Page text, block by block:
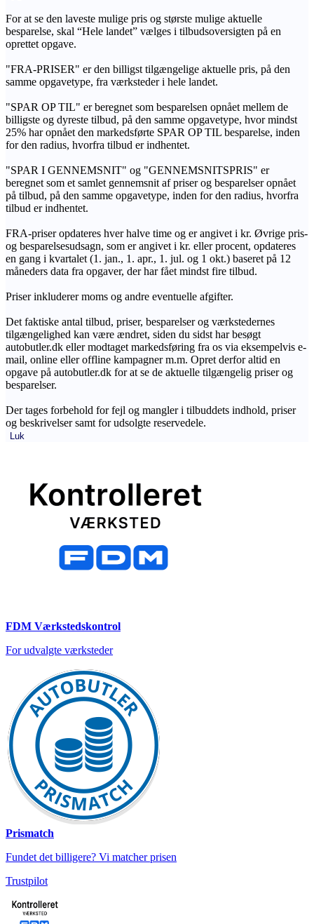
For at se den laveste mulige pris og største mulige aktuelle
besparelse, skal “Hele landet” vælges i tilbudsoversigten på en
oprettet opgave.
"FRA-PRISER" er den billigst tilgængelige aktuelle pris, på den
samme opgavetype, fra værksteder i hele landet.
"SPAR OP TIL" er beregnet som besparelsen opnået mellem de
billigste og dyreste tilbud, på den samme opgavetype, hvor mindst
25% har opnået den markedsførte SPAR OP TIL besparelse, inden
for den radius, hvorfra tilbud er indhentet.
"SPAR I GENNEMSNIT" og "GENNEMSNITSPRIS" er
beregnet som et samlet gennemsnit af priser og besparelser opnået
på tilbud, på den samme opgavetype, inden for den radius, hvorfra
tilbud er indhentet.
FRA-priser opdateres hver halve time og er angivet i kr. Øvrige pris-
og besparelsesudsagn, som er angivet i kr. eller procent, opdateres
en gang i kvartalet (1. jan., 1. apr., 1. jul. og 1 okt.) baseret på 12
måneders data fra opgaver, der har fået mindst fire tilbud.
Priser inkluderer moms og andre eventuelle afgifter.
Det faktiske antal tilbud, priser, besparelser og værkstedernes
tilgængelighed kan være ændret, siden du sidst har besøgt
autobutler.dk eller modtaget markedsføring fra os via eksempelvis e-
mail, online eller offline kampagner m.m. Opret derfor altid en
opgave på autobutler.dk for at se de aktuelle tilgængelig priser og
besparelser.
Der tages forbehold for fejl og mangler i tilbuddets indhold, priser
og beskrivelser samt for udsolgte reservedele.
Luk
FDM Værkstedskontrol
For udvalgte værksteder
Prismatch
Fundet det billigere? Vi matcher prisen
Trustpilot